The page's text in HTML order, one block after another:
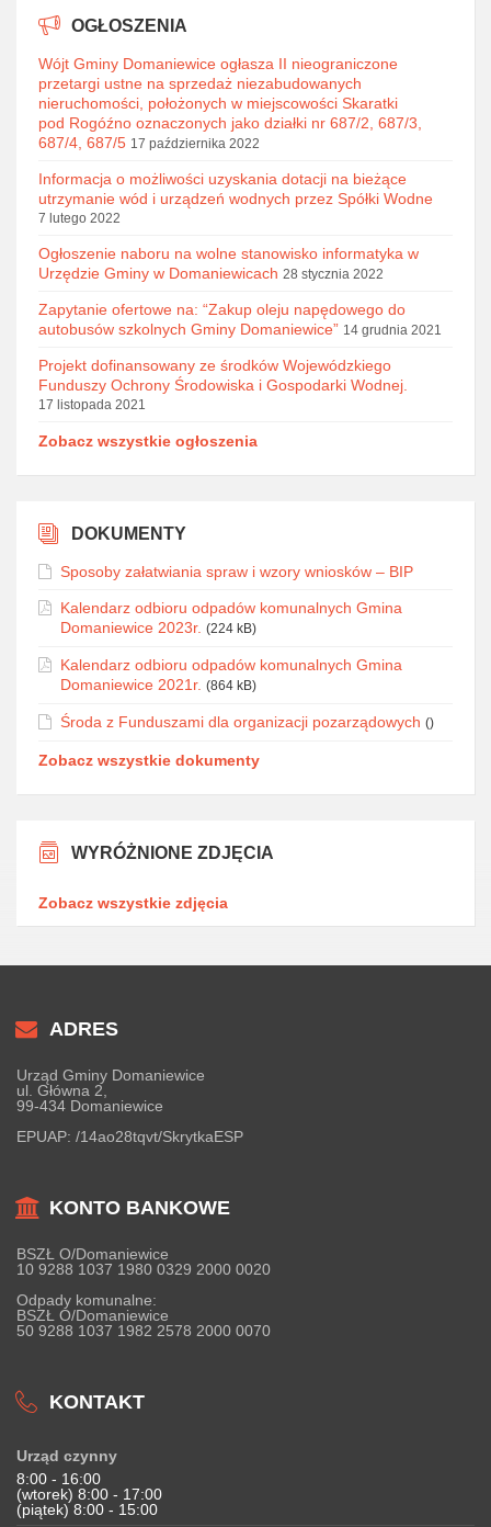
OGŁOSZENIA
Wójt Gminy Domaniewice ogłasza II nieograniczone
przetargi ustne na sprzedaż niezabudowanych
nieruchomości, położonych w miejscowości Skaratki
pod Rogóźno oznaczonych jako działki nr 687/2, 687/3,
687/4, 687/5 17 października 2022
Informacja o możliwości uzyskania dotacji na bieżące
utrzymanie wód i urządzeń wodnych przez Spółki Wodne
7 lutego 2022
Ogłoszenie naboru na wolne stanowisko informatyka w
Urzędzie Gminy w Domaniewicach 28 stycznia 2022
Zapytanie ofertowe na: “Zakup oleju napędowego do
autobusów szkolnych Gminy Domaniewice” 14 grudnia 2021
Projekt dofinansowany ze środków Wojewódzkiego
Funduszy Ochrony Środowiska i Gospodarki Wodnej.
17 listopada 2021
Zobacz wszystkie ogłoszenia
DOKUMENTY
Sposoby załatwiania spraw i wzory wniosków – BIP
Kalendarz odbioru odpadów komunalnych Gmina
Domaniewice 2023r. (224 kB)
Kalendarz odbioru odpadów komunalnych Gmina
Domaniewice 2021r. (864 kB)
Środa z Funduszami dla organizacji pozarządowych ()
Zobacz wszystkie dokumenty
WYRÓŻNIONE ZDJĘCIA
Zobacz wszystkie zdjęcia
ADRES
Urząd Gminy Domaniewice
ul. Główna 2,
99-434 Domaniewice
EPUAP: /14ao28tqvt/SkrytkaESP
KONTO BANKOWE
BSZŁ O/Domaniewice
10 9288 1037 1980 0329 2000 0020
Odpady komunalne:
BSZŁ O/Domaniewice
50 9288 1037 1982 2578 2000 0070
KONTAKT
Urząd czynny
8:00 - 16:00
(wtorek) 8:00 - 17:00
(piątek) 8:00 - 15:00